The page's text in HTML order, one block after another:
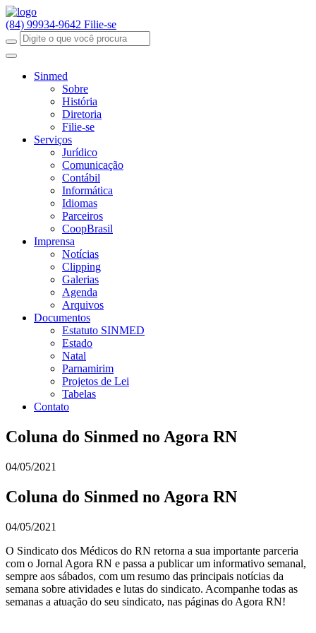
(84) 99934-9642 Filie-se
Sinmed
Sobre
História
Diretoria
Filie-se
Serviços
Jurídico
Comunicação
Contábil
Informática
Idiomas
Parceiros
CoopBrasil
Imprensa
Notícias
Clipping
Galerias
Agenda
Arquivos
Documentos
Estatuto SINMED
Estado
Natal
Parnamirim
Projetos de Lei
Tabelas
Contato
Coluna do Sinmed no Agora RN
04/05/2021
Coluna do Sinmed no Agora RN
04/05/2021
O Sindicato dos Médicos do RN retorna a sua importante parceria
com o Jornal Agora RN e passa a publicar um informativo semanal,
sempre aos sábados, com um resumo das principais notícias da
semana sobre atividades e lutas do sindicato. Acompanhe todas as
semanas a atuação do seu sindicato, nas páginas do Agora RN!